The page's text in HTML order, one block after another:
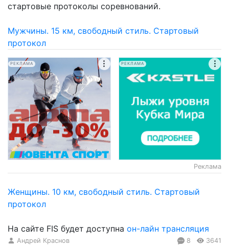
стартовые протоколы соревнований.
Мужчины. 15 км, свободный стиль. Стартовый
протокол
РЕКЛАМА РЕКЛАМА
Реклама
Женщины. 10 км, свободный стиль. Стартовый
протокол
На сайте FIS будет доступна он-лайн трансляция
Андрей Краснов 8 3641